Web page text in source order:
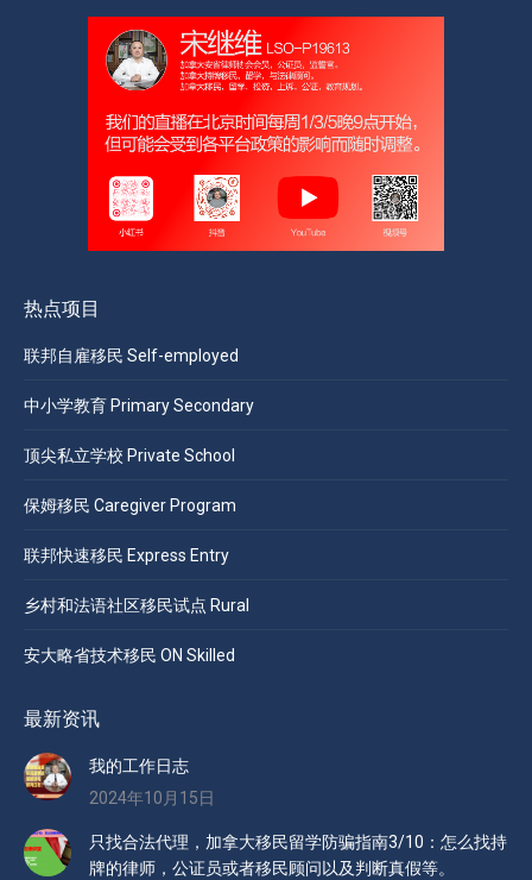
热点项目
联邦自雇移民 Self-employed
中小学教育 Primary Secondary
顶尖私立学校 Private School
保姆移民 Caregiver Program
联邦快速移民 Express Entry
乡村和法语社区移民试点 Rural
安大略省技术移民 ON Skilled
最新资讯
我的工作日志
2024年10月15日
只找合法代理，加拿大移民留学防骗指南3/10：怎么找持
牌的律师，公证员或者移民顾问以及判断真假等。